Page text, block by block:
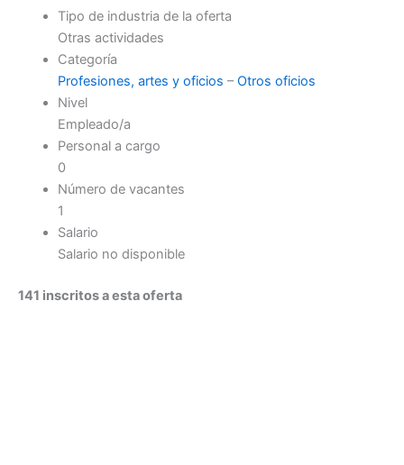
Tipo de industria de la oferta
Otras actividades
Categoría
Profesiones, artes y oficios –Otros oficios
Nivel
Empleado/a
Personal a cargo
0
Número de vacantes
1
Salario
Salario no disponible
141 inscritos a esta oferta